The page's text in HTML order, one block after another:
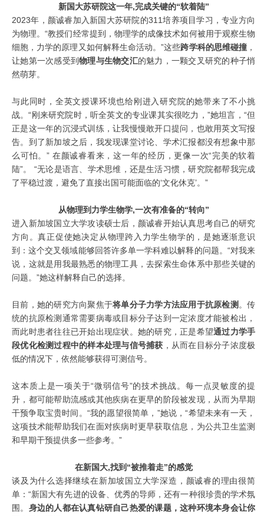
新国大苏研院这一年,完成关键的“软着陆”
2023年，颜诚睿加入新国大苏研院的311培养项目学习，专业方向
为物理。“教授们经常提到，物理学的成像技术如何被用于观察生物
细胞，力学的原理又如何解释生命活动。”这些跨学科的思维碰撞 ，
让她第一次感受到物理与生物交汇的魅力，一颗交叉研究的种子悄
然萌芽。
与此同时，全英文授课环境也给刚进入研究院的她带来了不小挑
战。“刚来研究院时，听全英文的专业课其实很吃力，”她坦言，“但
正是这一年的沉浸式训练，让我慢慢敢开口提问，也敢用英文写报
告。到了新加坡之后，我发现课堂讨论、学术汇报都没有想象中那
么可怕。” 在颜诚睿看来，这一年的经历，更像一次“完美的软着
陆”。 “无论是语言、学术思维，还是生活习惯，研究院都帮我完成
了平稳过渡，避免了直接出国可能面临的‘文化休克’。”
从物理到力学生物学,一次有准备的“转向”
进入新加坡国立大学攻读硕士后，颜诚睿开始认真思考自己的研究
方向。真正促使她决定从物理跨入力学生物学的，是她逐渐意识
到：这个交叉领域能够回答许多单一学科难以解释的问题。“对我来
说，这就是用我最熟悉的物理工具，去探索生命体系中那些关键的
问题。”她这样解释自己的选择。
目前，她的研究方向聚焦于将单分子力学方法应用于抗原检测。传
统的抗原检测通常需要病毒或目标分子达到一定浓度才能被检出，
而此时患者往往已开始出现症状。她的研究，正是希望通过力学手
段优化检测过程中的样本处理与信号捕获 ，从而在目标分子浓度极
低的情况下，依然能够获得可测信号。
这本质上是一项关于“微弱信号”的技术挑战。每一点灵敏度的提
升，都可能帮助流感或其他疾病在更早的阶段被发现，从而为早期
干预争取宝贵时间。“我的愿望很简单，”她说，“希望未来有一天，
这项技术能帮助我们在面对疾病时更早获取信息，为公共卫生监测
和早期干预提供多一些参考。”
在新国大,找到“被推着走”的感觉
谈及为什么选择继续在新加坡国立大学深造，颜诚睿的理由很简
单：“新国大有先进的设备、优秀的导师，还有一种很珍贵的学术氛
围。 身边的人都在认真钻研自己热爱的课题，这种环境本身会让你